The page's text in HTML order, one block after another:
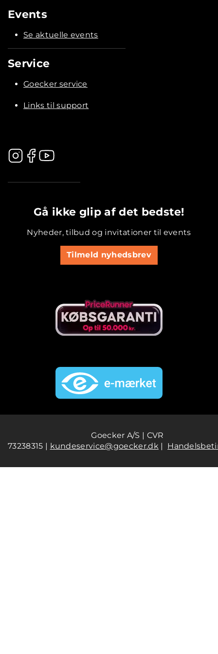
Events
Se aktuelle events
Service
Goecker service
Links til support
Gå ikke glip af det bedste!
Nyheder, tilbud og invitationer til events
Tilmeld nyhedsbrev
Goecker A/S | CVR
73238315 | kundeservice@goecker.dk|